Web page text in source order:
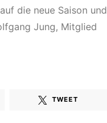
die neue Saison und
Jung, Mitglied
TWEET